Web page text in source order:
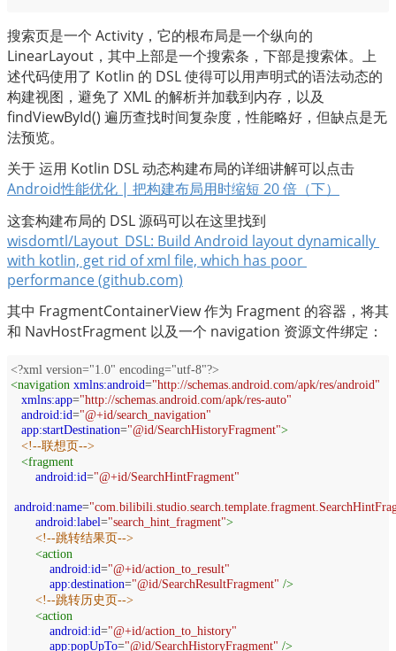
搜索页是一个 Activity，它的根布局是一个纵向的
LinearLayout，其中上部是一个搜索条，下部是搜索体。上
述代码使用了 Kotlin 的 DSL 使得可以用声明式的语法动态的
构建视图，避免了 XML 的解析并加载到内存，以及
findViewById() 遍历查找时间复杂度，性能略好，但缺点是无
法预览。
关于 运用 Kotlin DSL 动态构建布局的详细讲解可以点击
Android性能优化 | 把构建布局用时缩短 20 倍（下）
这套构建布局的 DSL 源码可以在这里找到
wisdomtl/Layout_DSL: Build Android layout dynamically
with kotlin, get rid of xml file, which has poor
performance (github.com)
其中 FragmentContainerView 作为 Fragment 的容器，将其
和 NavHostFragment 以及一个 navigation 资源文件绑定：
<?xml version="1.0" encoding="utf-8"?>
<navigation xmlns:android="http://schemas.android.com/apk/res/android"
xmlns:app="http://schemas.android.com/apk/res-auto"
android:id="@+id/search_navigation"
app:startDestination="@id/SearchHistoryFragment">
<!--联想页-->
<fragment
android:id="@+id/SearchHintFragment"
android:name=
android:label="search_hint_fragment">
<!--跳转结果页-->
<action
android:id="@+id/action_to_result"
app:destination="@id/SearchResultFragment" />
<!--跳转历史页-->
<action
android:id="@+id/action_to_history"
app:popUpTo="@id/SearchHistoryFragment" />